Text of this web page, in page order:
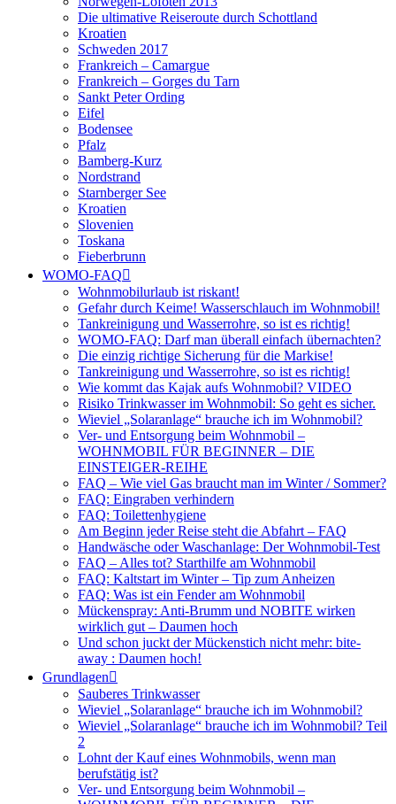
Die ultimative Reiseroute durch Schottland
Kroatien
Schweden 2017
Frankreich – Camargue
Frankreich – Gorges du Tarn
Sankt Peter Ording
Eifel
Bodensee
Pfalz
Bamberg-Kurz
Nordstrand
Starnberger See
Kroatien
Slovenien
Toskana
Fieberbrunn
WOMO-FAQ
Wohnmobilurlaub ist riskant!
Gefahr durch Keime! Wasserschlauch im Wohnmobil!
Tankreinigung und Wasserrohre, so ist es richtig!
WOMO-FAQ: Darf man überall einfach übernachten?
Die einzig richtige Sicherung für die Markise!
Tankreinigung und Wasserrohre, so ist es richtig!
Wie kommt das Kajak aufs Wohnmobil? VIDEO
Risiko Trinkwasser im Wohnmobil: So geht es sicher.
Wieviel „Solaranlage“ brauche ich im Wohnmobil?
Ver- und Entsorgung beim Wohnmobil –
WOHNMOBIL FÜR BEGINNER – DIE
EINSTEIGER-REIHE
FAQ – Wie viel Gas braucht man im Winter / Sommer?
FAQ: Eingraben verhindern
FAQ: Toilettenhygiene
Am Beginn jeder Reise steht die Abfahrt – FAQ
Handwäsche oder Waschanlage: Der Wohnmobil-Test
FAQ – Alles tot? Starthilfe am Wohnmobil
FAQ: Kaltstart im Winter – Tip zum Anheizen
FAQ: Was ist ein Fender am Wohnmobil
Mückenspray: Anti-Brumm und NOBITE wirken
wirklich gut – Daumen hoch
Und schon juckt der Mückenstich nicht mehr: bite-
away : Daumen hoch!
Grundlagen
Sauberes Trinkwasser
Wieviel „Solaranlage“ brauche ich im Wohnmobil?
Wieviel „Solaranlage“ brauche ich im Wohnmobil? Teil
2
Lohnt der Kauf eines Wohnmobils, wenn man
berufstätig ist?
Ver- und Entsorgung beim Wohnmobil –